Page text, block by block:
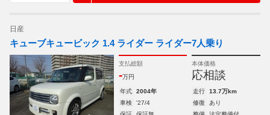
日産
キューブキュービック 1.4 ライダー ライダー7人乗り
支払総額
-万円
本体価格
応相談
年式 2004年 走行
13.7万km
車検
'27/4 修復
あり